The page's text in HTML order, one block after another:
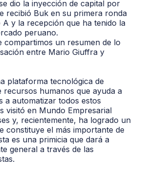
dio la inyección de capital por
recibió Buk en su primera ronda
A y la recepción que ha tenido la
peruano.
compartimos un resumen de lo
entre Mario Giuffra y
plataforma tecnológica de
recursos humanos que ayuda a
a automatizar todos estos
visitó en Mundo Empresarial
y, recientemente, ha logrado un
constituye el más importante de
es una primicia que dará a
general a través de las